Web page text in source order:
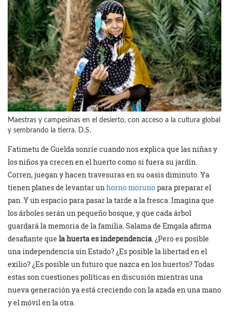
Maestras y campesinas en el desierto, con acceso a la cultura global
y sembrando la tierra. D.S.
Fatimetu de Guelda sonríe cuando nos explica que las niñas y
los niños ya crecen en el huerto como si fuera su jardín.
Corren, juegan y hacen travesuras en su oasis diminuto. Ya
tienen planes de levantar unhorno morunopara preparar el
pan. Y un espacio para pasar la tarde a la fresca. Imagina que
los árboles serán un pequeño bosque, y que cada árbol
guardará la memoria de la familia. Salama de Emgala afirma
desafiante que la huerta es independencia. ¿Pero es posible
una independencia sin Estado? ¿Es posible la libertad en el
exilio? ¿Es posible un futuro que nazca en los huertos? Todas
estas son cuestiones políticas en discusión mientras una
nueva generación ya está creciendo con la azada en una mano
y el móvil en la otra.